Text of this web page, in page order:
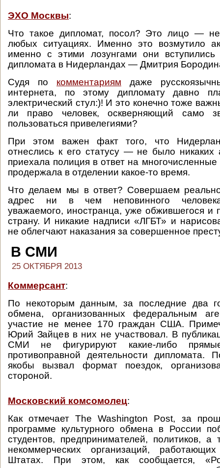
ЭХО Москвы:
Что такое дипломат, посол? Это лицо —
любых ситуациях. Именно это возмутило
именно с этими лозунгами они
дипломата в Нидерландах — Дмитрия
Судя по комментариям даже
интернета, по этому дипломату давно
электрический стул:)! И это конечно тоже
ли право человек, оскверняющий само
пользоваться привелегиями?
При этом важен факт того, что
отнеслись к его статусу — не было никаких
приехала полиция в ответ на
продержала в отделении какое-то время.
Что делаем мы в ответ? Совершаем
адрес ни в чем неповинного человека,
уважаемого, иностранца, уже обжившегося и
страну. И никакие надписи «ЛГБТ» и
не облегчают наказания за совершенное
В СМИ
25 ОКТЯБРЯ 2013
Коммерсант:
По некоторым данным, за последние два
обмена, организованных федеральным
участие не менее 170 граждан США.
Юрий Зайцев в них не участвовал. В
СМИ не фигурируют какие-либо прямые
противоправной деятельности дипломата.
якобы вызвал формат поездок,
стороной.
Московский комсомолец:
Как отмечает The Washington Post, за
программе культурного обмена в России
студентов, предпринимателей, политиков, а
некоммерческих организаций,
Штатах. При этом, как сообщается,